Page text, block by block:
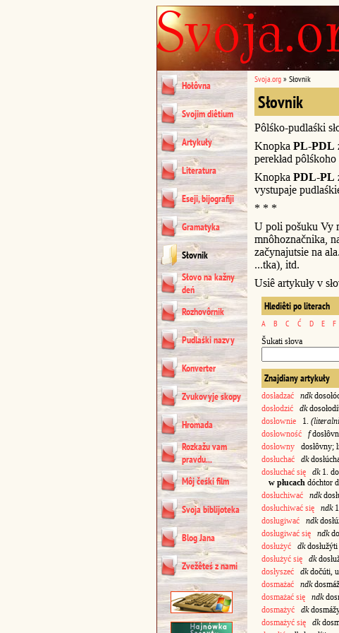
Hołôvna
Svojim diêtium
Artykuły
Literatura
Eseji, bijografiji
Gramatyka
Słovnik
Słovo na kažny
deń
Rozhovôrnik
Pudlaśki nazvy
Konverter
Zvukovyje skopy
Hromada
Rozkažu vam
pravdu...
Môj čeśki film
Svoja biblijoteka
Blog Jana
Zvežêteś z nami
Svoja.org » Słovnik
Słovnik
Pôlśko-pudlaśki
Knopka PL-PDL
perekład
Knopka PDL-PL
vystupaje
* * *
U poli pošuku Vy
mnôhoznačnika,
začynajutsie na
...tka), itd.
Usiê artykuły v
Hlediêti po literach
A B C Ć D E F
Šukati słova
Znajdiany artykuły
dosładzać ndk
dosłodzić
dk
dosłownie 1.
dosłowność
f
dosłowny dosłôvny;
dosłuchać
dk
dosłuchać się
dk1.
w płucach dóchtor
dosłuchiwać
ndk
dosłuchiwać się
ndk
dosługiwać
ndk
dosługiwać się
ndk
dosłużyć
dkdosłužýti
dosłużyć się
dk
dosłyszeć
dkdočúti,
dosmażać
ndk
dosmażać się
ndk
dosmażyć
dk
dosmażyć się
dk